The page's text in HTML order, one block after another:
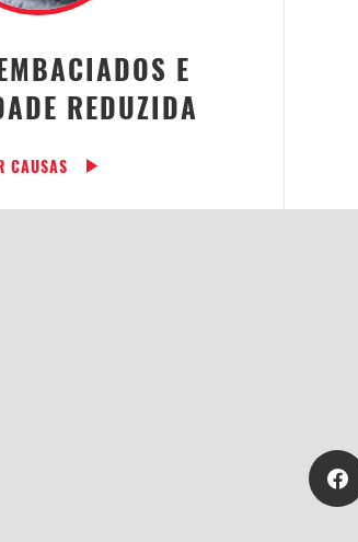
E
REDUZIDA
CAUSAS